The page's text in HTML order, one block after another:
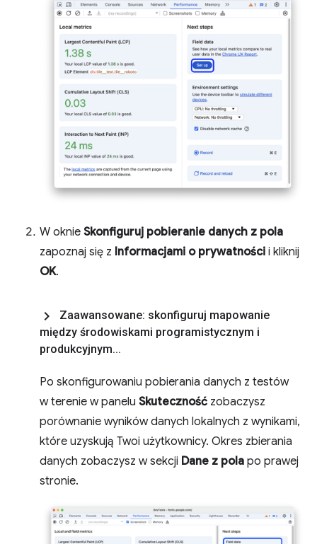
W oknie Skonfiguruj pobieranie danych z pola
zapoznaj się z Informacjami o prywatności i kliknij
OK.
Zaawansowane: skonfiguruj mapowanie
między środowiskami programistycznym i
produkcyjnym...
Po skonfigurowaniu pobierania danych z testów
w terenie w panelu Skuteczność zobaczysz
porównanie wyników danych lokalnych z wynikami,
które uzyskują Twoi użytkownicy. Okres zbierania
danych zobaczysz w sekcji Dane z pola po prawej
stronie.